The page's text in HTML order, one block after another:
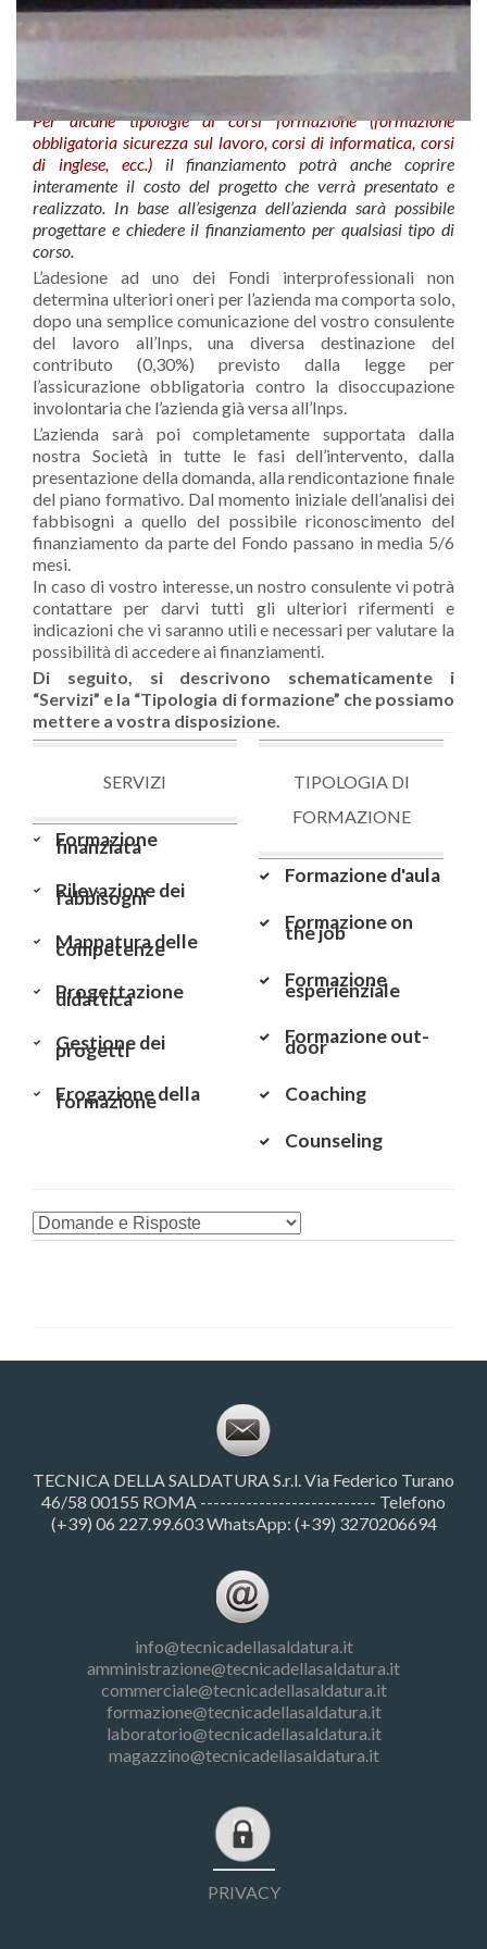
mette a vostra disposizione un consulente specializzato
che, in base alle vostre esigenze e bisogni, verificherà
quali sono i canali di finanziamento che possono
permettervi di ottenere delle riduzioni sui costi per la
realizzazione di progetti formativi di vostro interesse.
Per alcune tipologie di corsi formazione (formazione
obbligatoria sicurezza sul lavoro, corsi di informatica, corsi
di inglese, ecc.) il finanziamento potrà anche coprire
interamente il costo del progetto che verrà presentato e
realizzato. In base all’esigenza dell’azienda sarà possibile
progettare e chiedere il finanziamento per qualsiasi tipo di
corso.
L’adesione ad uno dei Fondi interprofessionali non
determina ulteriori oneri per l’azienda ma comporta solo,
dopo una semplice comunicazione del vostro consulente
del lavoro all’Inps, una diversa destinazione del
contributo (0,30%) previsto dalla legge per
l’assicurazione obbligatoria contro la disoccupazione
involontaria che l’azienda già versa all’Inps.
L’azienda sarà poi completamente supportata dalla
nostra Società in tutte le fasi dell’intervento, dalla
presentazione della domanda, alla rendicontazione finale
del piano formativo. Dal momento iniziale dell’analisi dei
fabbisogni a quello del possibile riconoscimento del
finanziamento da parte del Fondo passano in media 5/6
mesi.
In caso di vostro interesse, un nostro consulente vi potrà
contattare per darvi tutti gli ulteriori rifermenti e
indicazioni che vi saranno utili e necessari per valutare la
possibilità di accedere ai finanziamenti.
Di seguito, si descrivono schematicamente i
“Servizi” e la “Tipologia di formazione” che possiamo
mettere a vostra disposizione.
SERVIZI
Formazione
finanziata
Rilevazione dei
fabbisogni
Mappatura delle
competenze
Progettazione
didattica
Gestione dei
progetti
Erogazione della
formazione
TIPOLOGIA DI
FORMAZIONE
Formazione d'aula
Formazione on
the job
Formazione
esperienziale
Formazione out-
door
Coaching
Counseling
TECNICA DELLA SALDATURA S.r.l. Via Federico Turano
46/58 00155 ROMA --------------------------- Telefono
(+39) 06 227.99.603 WhatsApp: (+39) 3270206694
info@tecnicadellasaldatura.it
amministrazione@tecnicadellasaldatura.it
commerciale@tecnicadellasaldatura.it
formazione@tecnicadellasaldatura.it
laboratorio@tecnicadellasaldatura.it
magazzino@tecnicadellasaldatura.it
PRIVACY